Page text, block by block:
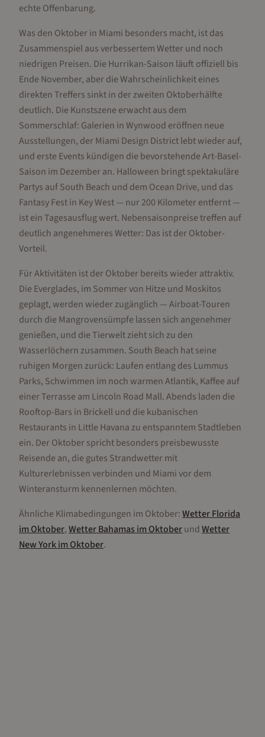
echte Offenbarung.
Was den Oktober in Miami besonders macht, ist das
Zusammenspiel aus verbessertem Wetter und noch
niedrigen Preisen. Die Hurrikan-Saison läuft offiziell bis
Ende November, aber die Wahrscheinlichkeit eines
direkten Treffers sinkt in der zweiten Oktoberhälfte
deutlich. Die Kunstszene erwacht aus dem
Sommerschlaf: Galerien in Wynwood eröffnen neue
Ausstellungen, der Miami Design District lebt wieder auf,
und erste Events kündigen die bevorstehende Art-Basel-
Saison im Dezember an. Halloween bringt spektakuläre
Partys auf South Beach und dem Ocean Drive, und das
Fantasy Fest in Key West — nur 200 Kilometer entfernt —
ist ein Tagesausflug wert. Nebensaisonpreise treffen auf
deutlich angenehmeres Wetter: Das ist der Oktober-
Vorteil.
Für Aktivitäten ist der Oktober bereits wieder attraktiv.
Die Everglades, im Sommer von Hitze und Moskitos
geplagt, werden wieder zugänglich — Airboat-Touren
durch die Mangrovensümpfe lassen sich angenehmer
genießen, und die Tierwelt zieht sich zu den
Wasserlöchern zusammen. South Beach hat seine
ruhigen Morgen zurück: Laufen entlang des Lummus
Parks, Schwimmen im noch warmen Atlantik, Kaffee auf
einer Terrasse am Lincoln Road Mall. Abends laden die
Rooftop-Bars in Brickell und die kubanischen
Restaurants in Little Havana zu entspanntem Stadtleben
ein. Der Oktober spricht besonders preisbewusste
Reisende an, die gutes Strandwetter mit
Kulturerlebnissen verbinden und Miami vor dem
Winteransturm kennenlernen möchten.
Ähnliche Klimabedingungen im Oktober:WetterFlorida
imOktober,WetterBahamasimOktoberundWetter
New YorkimOktober.